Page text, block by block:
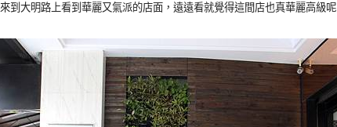
來到大明路上看到華麗又氣派的店面，遠遠看就覺得這間店也真華麗高級呢